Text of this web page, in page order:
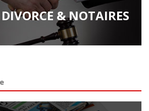
& NOTAIRES